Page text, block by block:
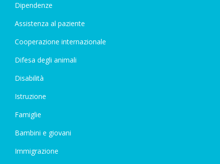
Dipendenze
Assistenza al paziente
Cooperazione internazionale
Difesa degli animali
Disabilità
Istruzione
Famiglie
Bambini e giovani
Immigrazione